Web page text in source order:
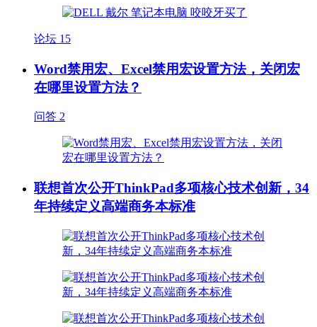
论坛 15
Word禁用宏、Excel禁用宏设置方法，关闭宏
在哪里设置方法？
问答 2
联想首次公开ThinkPad多项核心技术创新，34
年持续定义高端商务本标准